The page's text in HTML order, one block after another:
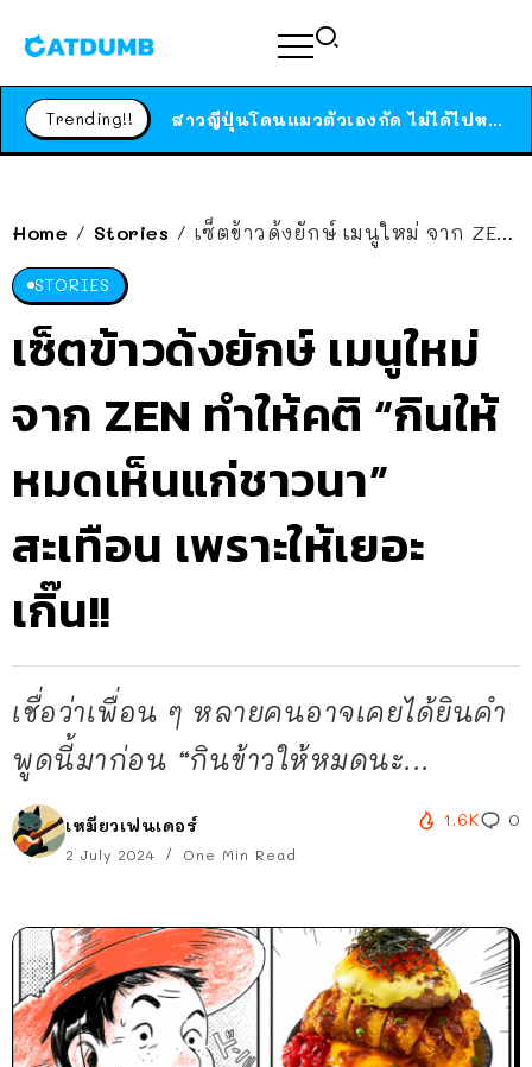
Trending!! ได้เวลาเด็กหนวดรวมตัว RF Online Next เปิดให้เล่นแล้ว เกม Sci-Fi MMORPG ระดับตำนาน เล่นได้ทั้งมือถือและ PC
Home / Stories / เซ็ตข้าวด้งยักษ์ เมนูใหม่ จาก ZEN ทำให้คติ “กินให้หมดเห็นแก่ชาวนา” สะเทือน เพราะให้เยอะเกิ๊น!!
STORIES
เซ็ตข้าวด้งยักษ์ เมนูใหม่
จาก ZEN ทำให้คติ “กินให้
หมดเห็นแก่ชาวนา”
สะเทือน เพราะให้เยอะ
เกิ๊น!!
เชื่อว่าเพื่อน ๆ หลายคนอาจเคยได้ยินคำ
พูดนี้มาก่อน “กินข้าวให้หมดนะ...
เหมียวเฟนเดอร์
2 July 2024 One Min Read
1.6K 0